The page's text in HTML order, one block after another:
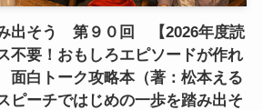
出そう 第９０回 【2026年度読
不要！おもしろエピソードが作れ
白トーク攻略本（著：松本える
ピーチではじめの一歩を踏み出そ